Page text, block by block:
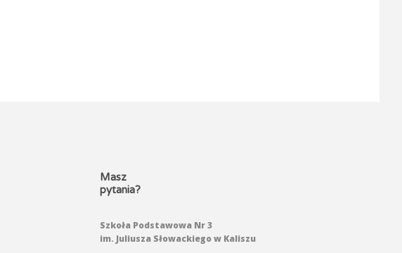
Masz
pytania?
Szkoła Podstawowa Nr 3
im. Juliusza Słowackiego w Kaliszu